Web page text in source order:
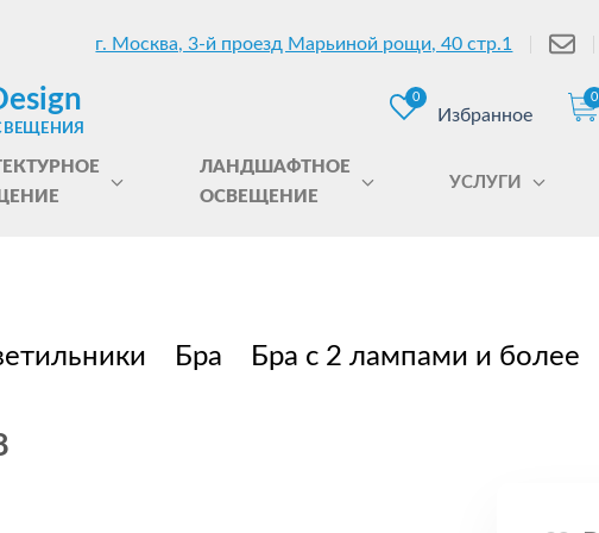
г. Москва, 3-й проезд Марьиной рощи, 40 стр.1
0
Избранное
0
ЛАНДШАФТНОЕ
ОСВЕЩЕНИЕ
УСЛУГИ
Бра Бра с 2 лампами и более